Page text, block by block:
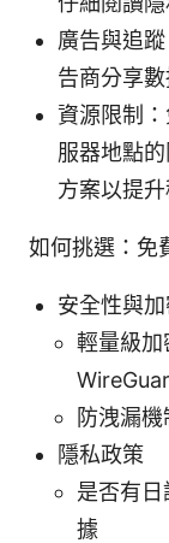
廣告與追
告商分享
資源限制
服器地點
方案以提
如何挑選：免
安全性與
輕量級加
防洩漏
隱私政策
是否有
據